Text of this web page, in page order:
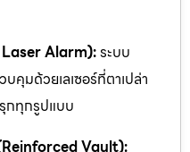
Laser Alarm):ระบบ
มด้วยเลเซอร์ที่ตาเปล่า
กทุกรูปแบบ
Vault):